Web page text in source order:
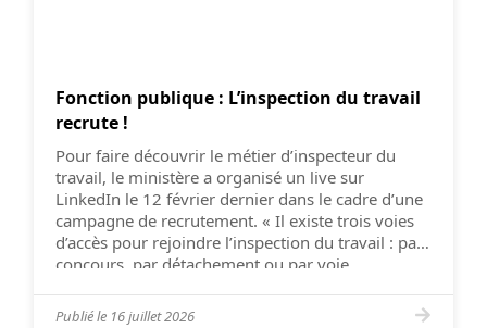
Fonction publique : L’inspection du travail
recrute !
Pour faire découvrir le métier d’inspecteur du
travail, le ministère a organisé un live sur
LinkedIn le 12 février dernier dans le cadre d’une
campagne de recrutement. « Il existe trois voies
d’accès pour rejoindre l’inspection du travail : par
concours, par détachement ou par voie
En ce qui concerne […]
Publié le 16 juillet 2026